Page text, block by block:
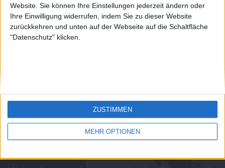
Website. Sie können Ihre Einstellungen jederzeit ändern oder
Ihre Einwilligung widerrufen, indem Sie zu dieser Website
zurückkehren und unten auf der Webseite auf die Schaltfläche
"Datenschutz" klicken.
MEHR OPTIONEN
ZUSTIMMEN
jeux-historiques.com
lemurdelapresse.com
jeuxpedago.com
billets-monuments.com
Kontakt
Rechtliche Hinweise
Let's visit GeoHeroes.com!